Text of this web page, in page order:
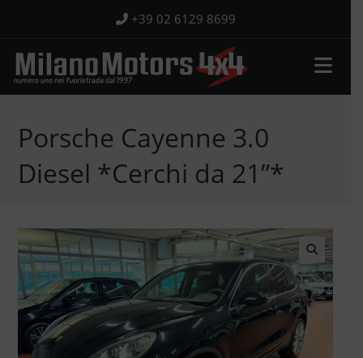
contenuto
+39 02 6129 8699
Porsche Cayenne 3.0
Diesel *Cerchi da 21”*
🔍